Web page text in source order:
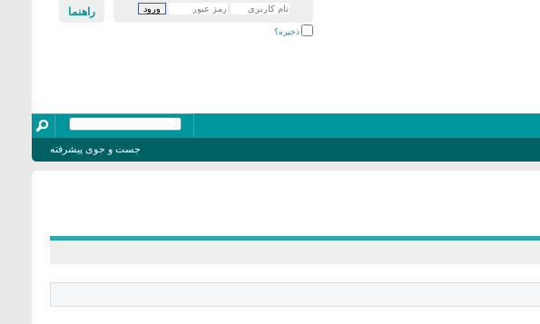
راهنما
ذخیره؟
جست و جوی پیشرفته